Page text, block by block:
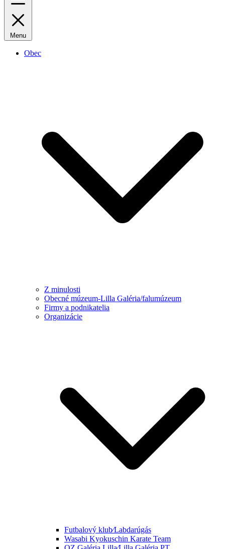
Menu
Obec
Z minulosti
Obecné múzeum-Lilla Galéria/falumúzeum
Firmy a podnikatelia
Organizácie
Futbalový klub⁄Labdarúgás
Wasabi Kyokuschin Karate Team